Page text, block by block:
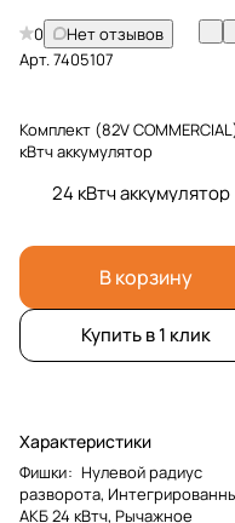
0
Нет отзывов
Арт.7405107
Комплект (82V
кВтч аккумулятор
24 кВтч аккумулятор
В корзину
Купить в 1 клик
Характеристики
Фишки: Нулевой радиус
разворота,
АКБ 24 кВтч, Рычажное